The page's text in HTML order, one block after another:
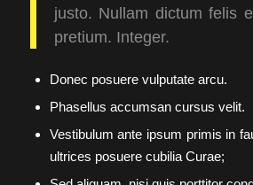
justo. Nullam dictum felis
pretium. Integer.
Donec posuere vulputate arcu.
Phasellus accumsan cursus velit.
Vestibulum ante ipsum primis in
ultrices posuere cubilia Curae;